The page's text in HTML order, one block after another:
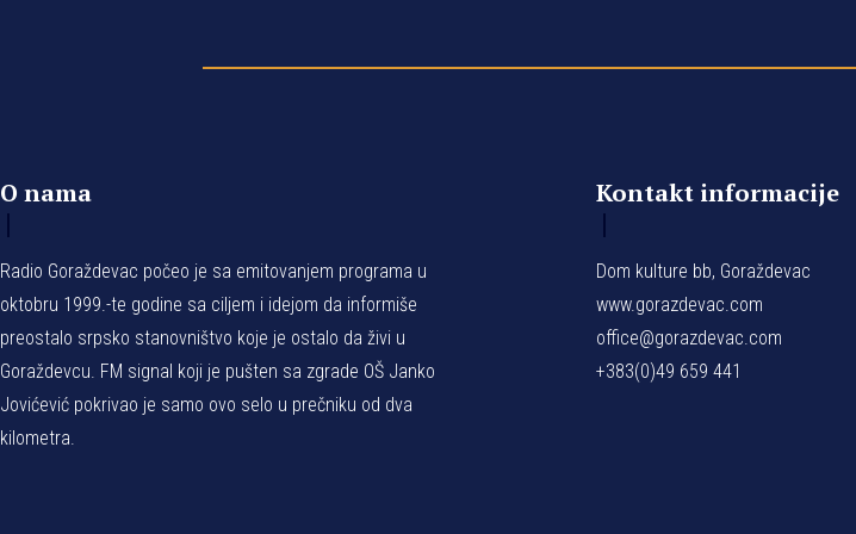
O nama
Radio Goraždevac počeo je sa emitovanjem programa u
oktobru 1999.-te godine sa ciljem i idejom da informiše
preostalo srpsko stanovništvo koje je ostalo da živi u
Goraždevcu. FM signal koji je pušten sa zgrade OŠ Janko
Jovićević pokrivao je samo ovo selo u prečniku od dva
kilometra.
Kontakt informacije
Dom kulture bb, Goraždevac
www.gorazdevac.com
office@gorazdevac.com
+383(0)49 659 441